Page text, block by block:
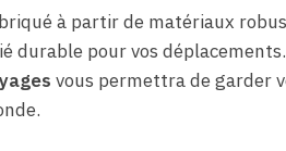
à partir de matériaux
durable pour vos
vous permettra de garder